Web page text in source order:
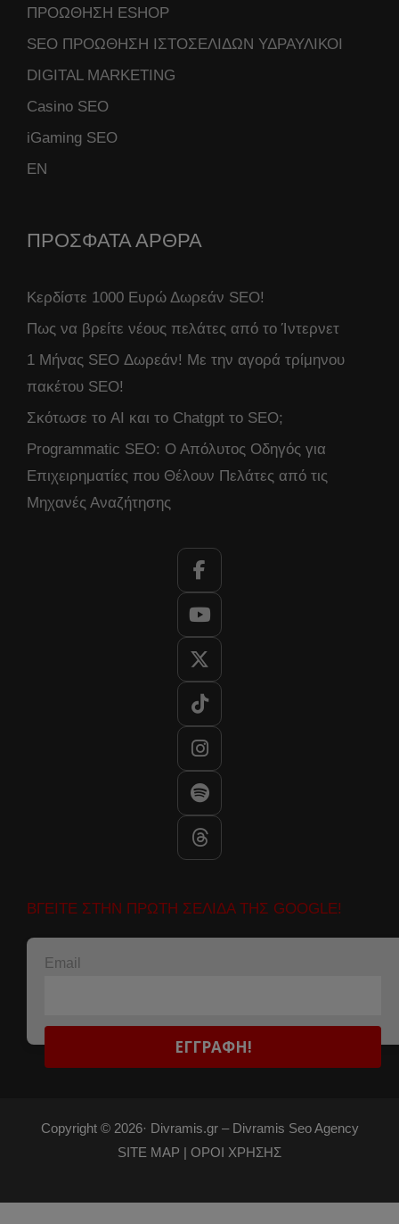
ΠΡΟΩΘΗΣΗ ESHOP
SEO ΠΡΟΩΘΗΣΗ ΙΣΤΟΣΕΛΙΔΩΝ ΥΔΡΑΥΛΙΚΟΙ
DIGITAL MARKETING
Casino SEO
iGaming SEO
ΕΝ
ΠΡΟΣΦΑΤΑ ΑΡΘΡΑ
Κερδίστε 1000 Ευρώ Δωρεάν SEO!
Πως να βρείτε νέους πελάτες από το Ίντερνετ
1 Μήνας SEO Δωρεάν! Με την αγορά τρίμηνου
πακέτου SEO!
Σκότωσε το AI και το Chatgpt το SEO;
Programmatic SEO: Ο Απόλυτος Οδηγός για
Επιχειρηματίες που Θέλουν Πελάτες από τις
Μηχανές Αναζήτησης
ΒΓΕΙΤΕ ΣΤΗΝ ΠΡΩΤΗ ΣΕΛΙΔΑ ΤΗΣ GOOGLE!
Email
Copyright © 2026· Divramis.gr –Divramis Seo Agency
SITE MAP | ΟΡΟΙ ΧΡΗΣΗΣ